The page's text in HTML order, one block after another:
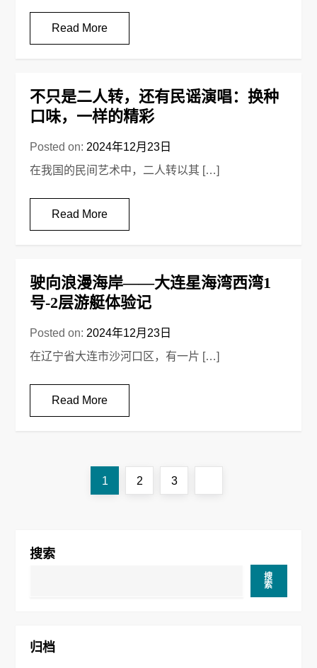
Read More
不只是二人转，还有民谣演唱：换种
口味，一样的精彩
Posted on: 2024年12月23日
在我国的民间艺术中，二人转以其 […]
Read More
驶向浪漫海岸——大连星海湾西湾1
号-2层游艇体验记
Posted on: 2024年12月23日
在辽宁省大连市沙河口区，有一片 […]
Read More
导
Page
1 Page
2 Page
3
搜索
搜
索
归档